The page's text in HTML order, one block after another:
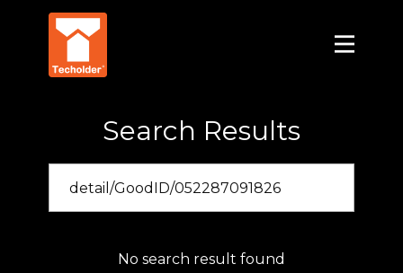
Search Results
No search result found